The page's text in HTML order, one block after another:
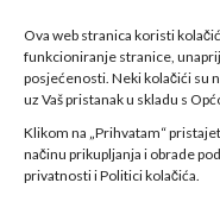
Ova web stranica koristi
funkcioniranje stranice,
posjećenosti. Neki kolačići su
uz Vaš pristanak u skladu s
Klikom na „Prihvatam“
načinu prikupljanja i obrade
privatnosti i Politici kolačića.